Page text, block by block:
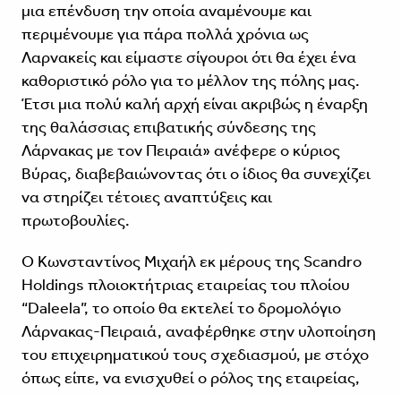
μια επένδυση την οποία αναμένουμε και
περιμένουμε για πάρα πολλά χρόνια ως
Λαρνακείς και είμαστε σίγουροι ότι θα έχει ένα
καθοριστικό ρόλο για το μέλλον της πόλης μας.
Έτσι μια πολύ καλή αρχή είναι ακριβώς η έναρξη
της θαλάσσιας επιβατικής σύνδεσης της
Λάρνακας με τον Πειραιά» ανέφερε ο κύριος
Βύρας, διαβεβαιώνοντας ότι ο ίδιος θα συνεχίζει
να στηρίζει τέτοιες αναπτύξεις και
πρωτοβουλίες.
Ο Κωνσταντίνος Μιχαήλ εκ μέρους της Scandro
Holdings πλοιοκτήτριας εταιρείας του πλοίου
“Daleela”, το οποίο θα εκτελεί το δρομολόγιο
Λάρνακας-Πειραιά, αναφέρθηκε στην υλοποίηση
του επιχειρηματικού τους σχεδιασμού, με στόχο
όπως είπε, να ενισχυθεί ο ρόλος της εταιρείας,